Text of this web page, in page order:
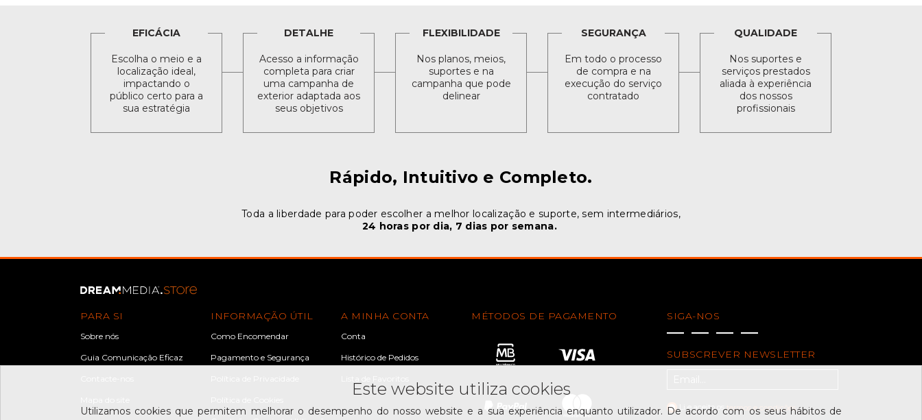
EFICÁCIA
Escolha o meio e a
localização ideal,
impactando o
público certo para a
sua estratégia
DETALHE
Acesso a informação
completa para criar
uma campanha de
exterior adaptada aos
seus objetivos
FLEXIBILIDADE
Nos planos, meios,
suportes e na
campanha que pode
delinear
SEGURANÇA
Em todo o processo
de compra e na
execução do serviço
contratado
QUALIDADE
Nos suportes e
serviços prestados
aliada à experiência
dos nossos
profissionais
Rápido, Intuitivo e Completo.
Toda a liberdade para poder escolher a melhor localização e suporte, sem intermediários,
24 horas por dia, 7 dias por semana.
PARA SI
Sobre nós
Guia Comunicação Eficaz
INFORMAÇÃO ÚTIL
Como Encomendar
Pagamento e Segurança
A MINHA CONTA
Conta
Histórico de Pedidos
MÉTODOS DE PAGAMENTO SIGA-NOS
SUBSCREVER NEWSLETTER
Li e aceito ostermos e condições
Este website utiliza cookies
Utilizamos cookies que permitem melhorar o desempenho do nosso website e a sua experiência enquanto utilizador. De acordo com os seus hábitos de